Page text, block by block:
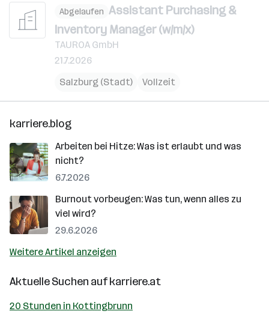
Abgelaufen Assistant Purchasing &
Inventory Manager (w/m/x)
TAUROA GmbH
21.7.2026
Salzburg (Stadt)
Vollzeit
karriere.blog
Arbeiten bei Hitze: Was ist erlaubt und was
nicht?
6.7.2026
Burnout vorbeugen: Was tun, wenn alles zu
viel wird?
29.6.2026
Weitere Artikel anzeigen
Aktuelle Suchen aufkarriere.at
20 Stunden in Kottingbrunn